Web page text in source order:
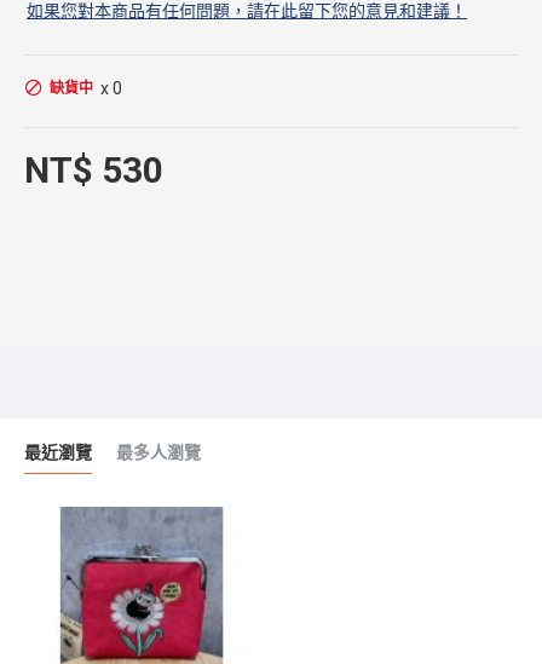
如果您對本商品有任何問題，請在此留下您的意見和建議！
NT$ 530
缺貨中 x 0
最近瀏覽 最多人瀏覽